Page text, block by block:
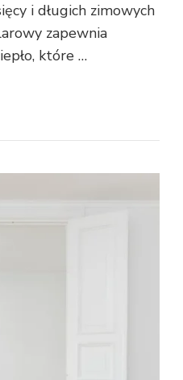
i długich zimowych
zapewnia
które …